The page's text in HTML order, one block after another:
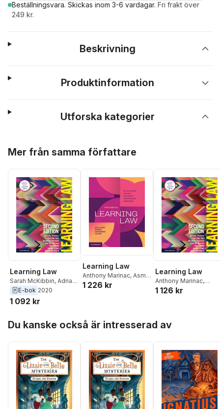
Beställningsvara. Skickas inom 3-6 vardagar. Fri frakt över
249 kr.
Beskrivning
Produktinformation
Utforska kategorier
Mer från samma författare
Learning Law
Sarah McKibbin, Adrian
Evans,Asmi Wood
Jennifer Nielsen
Marinac
E-bok 2020
1 092 kr
Learning Law
Anthony Marinac, Asmi
Wood, Zara Bending
1 226 kr
Learning Law
Anthony Marinac,
Caroline Hart
McKibbin
1 126 kr
Du kanske också är intresserad av